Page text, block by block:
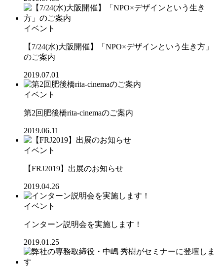
イベント
【7/24(水)大阪開催】「NPO×デザインという生き方」
のご案内
2019.07.01
イベント
第2回肥後橋rita-cinemaのご案内
2019.06.11
イベント
【FRJ2019】出展のお知らせ
2019.04.26
イベント
インターン説明会を実施します！
2019.01.25